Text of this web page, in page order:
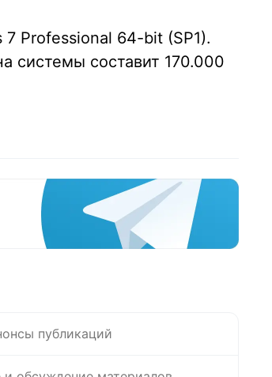
Professional 64-bit (SP1).
системы составит 170.000
публикаций